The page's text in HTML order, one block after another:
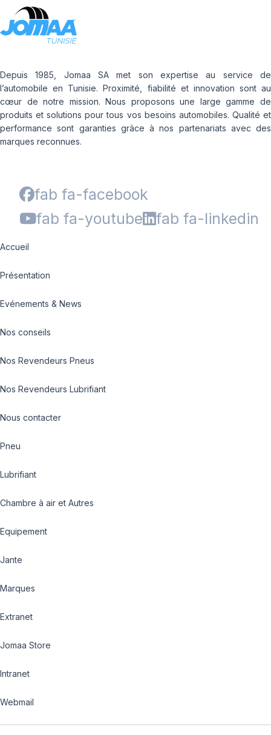
Depuis 1985, Jomaa SA met son expertise au service de
l’automobile en Tunisie. Proximité, fiabilité et innovation sont au
cœur de notre mission. Nous proposons une large gamme de
produits et solutions pour tous vos besoins automobiles. Qualité et
performance sont garanties grâce à nos partenariats avec des
marques reconnues.
fab fa-facebook
fab fa-youtube
fab fa-linkedin
Accueil
Présentation
Evénements & News
Nos conseils
Nos Revendeurs Pneus
Nos Revendeurs Lubrifiant
Nous contacter
Pneu
Lubrifiant
Chambre à air et Autres
Equipement
Jante
Marques
Extranet
Jomaa Store
Intranet
Webmail